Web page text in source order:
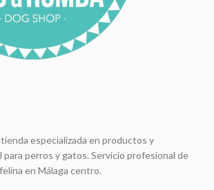
especializada en productos y
perros y gatos. Servicio profesional de
en Málaga centro.